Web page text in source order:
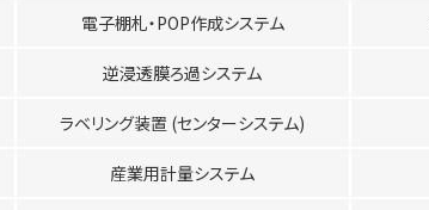
電子棚札・POP作成システム
逆浸透膜ろ過システム
ラベリング装置 (センターシステム)
産業用計量システム